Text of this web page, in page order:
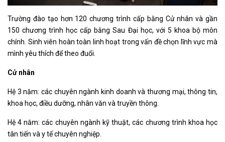
Trường đào tạo hơn 120 chương trình cấp bằng Cử nhân và gần
150 chương trình học cấp bằng Sau Đại học, với 5 khoa bộ môn
chính. Sinh viên hoàn toàn linh hoạt trong vấn đề chọn lĩnh vực mà
mình yêu thích để theo đuổi.
Cử nhân
Hệ 3 năm: các chuyên ngành kinh doanh và thương mại, thông tin,
khoa học, điều dưỡng, nhân văn và truyền thông.
Hệ 4 năm: các chuyên ngành kỹ thuật, các chương trình khoa học
tân tiến và y tế chuyên nghiệp.